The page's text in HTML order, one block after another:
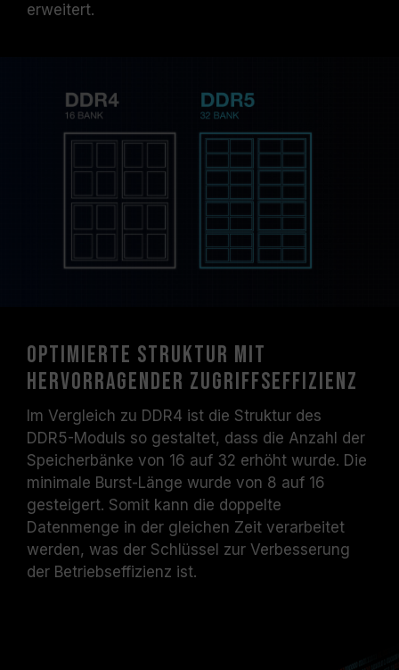
erweitert.
Optimierte Struktur mit
hervorragender Zugriffseffizienz
Im Vergleich zu DDR4 ist die Struktur des
DDR5-Moduls so gestaltet, dass die Anzahl der
Speicherbänke von 16 auf 32 erhöht wurde. Die
minimale Burst-Länge wurde von 8 auf 16
gesteigert. Somit kann die doppelte
Datenmenge in der gleichen Zeit verarbeitet
werden, was der Schlüssel zur Verbesserung
der Betriebseffizienz ist.